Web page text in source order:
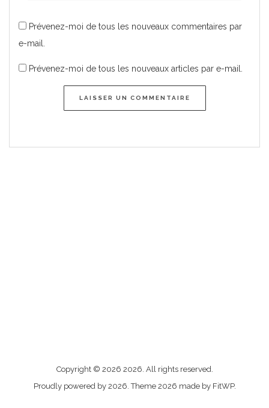
Prévenez-moi de tous les nouveaux commentaires par
e-mail.
Prévenez-moi de tous les nouveaux articles par e-mail.
LAISSER UN COMMENTAIRE
contacter
Copyright © 2026 2026. All rights reserved.
Proudly powered by 2026. Theme 2026 made by FitWP.